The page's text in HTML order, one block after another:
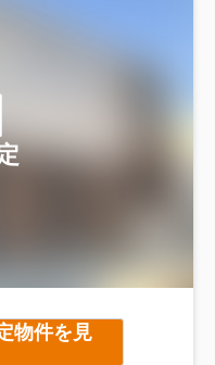
物件を見